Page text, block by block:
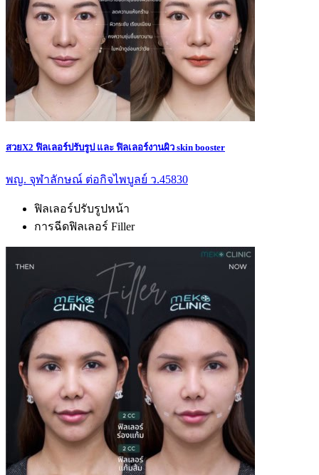
สวยX2 ฟิลเลอร์ปรับรูป และ ฟิลเลอร์งานผิว skin booster
พญ. จุฬาลักษณ์ ต่อกิจไพบูลย์ ว.45830
ฟิลเลอร์ปรับรูปหน้า
การฉีดฟิลเลอร์ Filler